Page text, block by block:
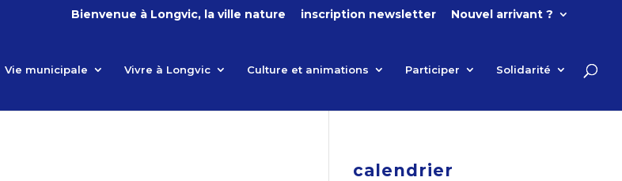
Bienvenue à Longvic, la ville nature inscription newsletter Nouvel arrivant ?
Vie municipale Vivre à Longvic Culture et animations Participer Solidarité
calendrier